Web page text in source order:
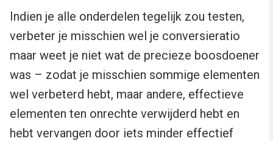
Indien je alle onderdelen tegelijk zou testen,
verbeter je misschien wel je conversieratio
maar weet je niet wat de precieze boosdoener
was – zodat je misschien sommige elementen
wel verbeterd hebt, maar andere, effectieve
elementen ten onrechte verwijderd hebt en
hebt vervangen door iets minder effectief